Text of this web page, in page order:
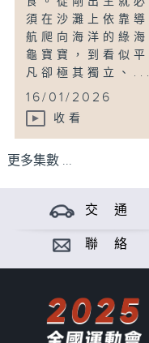
須在沙灘上依靠導
航爬向海洋的綠海
龜寶寶，到看似平
凡卻極其獨立、...
16/01/2026
收看
更多集數 ...
交 通
聯 絡